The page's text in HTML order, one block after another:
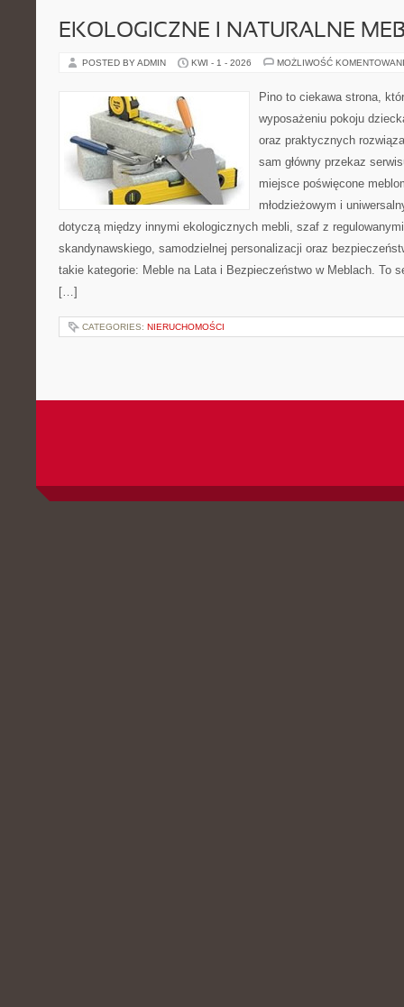
EKOLOGICZNE I NATURALNE
POSTED BY ADMIN KWI - 1 - 2026 MOŻLIWOŚĆ
Pino to ciekawa strona,
wyposażeniu pokoju
oraz praktycznych
sam główny przekaz
miejsce poświęcone
młodzieżowym i
dotyczą między innymi ekologicznych mebli, szaf z
skandynawskiego, samodzielnej personalizacji oraz
takie kategorie: Meble na Lata i Bezpieczeństwo w Meblach. To
[…]
CATEGORIES: NIERUCHOMOŚCI